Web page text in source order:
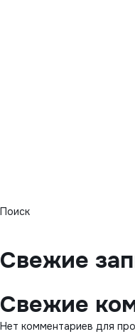
Поиск
Свежие
Свежие
Нет комментариев для